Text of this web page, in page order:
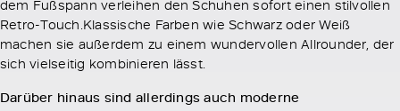
dem Fußspann verleihen den Schuhen sofort einen stilvollen
Retro-Touch.Klassische Farben wie Schwarz oder Weiß
machen sie außerdem zu einem wundervollen Allrounder, der
sich vielseitig kombinieren lässt.
Darüber hinaus sind allerdings auch moderne